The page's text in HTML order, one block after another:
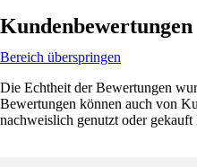
Kundenbewertungen
Bereich überspringen
Die Echtheit der Bewertungen
Bewertungen können auch von
nachweislich genutzt oder gekauft